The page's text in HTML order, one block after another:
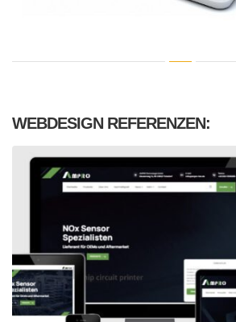
WEBDESIGN REFERENZEN:
Industrie Webseiten